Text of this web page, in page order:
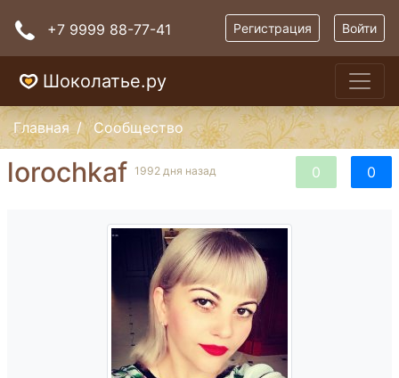
+7 9999 88-77-41 Регистрация Войти
Шоколатье.ру
Главная Сообщество
0 0
lorochkaf 1992 дня назад